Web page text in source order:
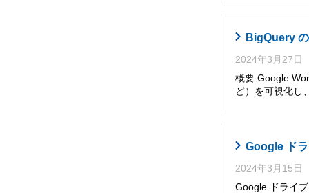
BigQuery
2024年3月27日
概要 Google
ど）を可視化し
Google ド
2024年3月15日
Google ドライ